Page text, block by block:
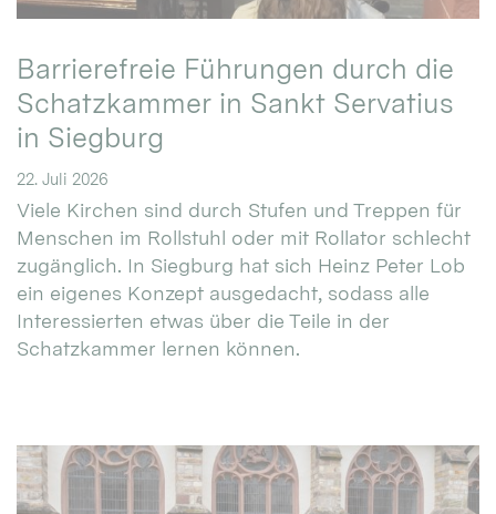
Barrierefreie Führungen durch die
Schatzkammer in Sankt Servatius
in Siegburg
22. Juli 2026
Viele Kirchen sind durch Stufen und Treppen für
Menschen im Rollstuhl oder mit Rollator schlecht
zugänglich. In Siegburg hat sich Heinz Peter Lob
ein eigenes Konzept ausgedacht, sodass alle
Interessierten etwas über die Teile in der
Schatzkammer lernen können.